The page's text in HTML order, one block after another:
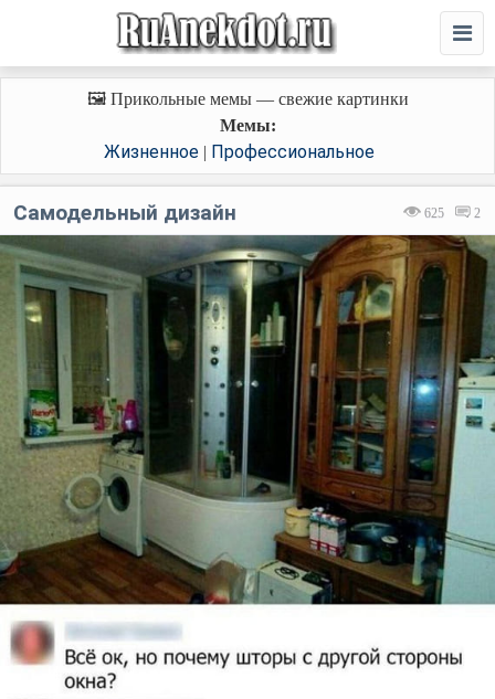
🖼️ Прикольные мемы — свежие картинки
Мемы:
Жизненное | Профессиональное
625 2
Самодельный дизайн